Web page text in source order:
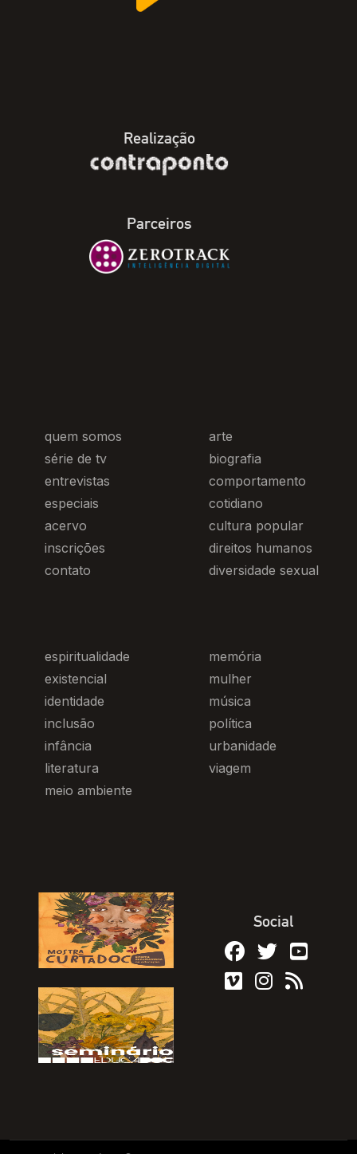
Realização
Parceiros
quem somos
série de tv
entrevistas
especiais
acervo
inscrições
contato
arte
biografia
comportamento
cotidiano
cultura popular
direitos humanos
diversidade sexual
espiritualidade
existencial
identidade
inclusão
infância
literatura
meio ambiente
memória
mulher
música
política
urbanidade
viagem
Social